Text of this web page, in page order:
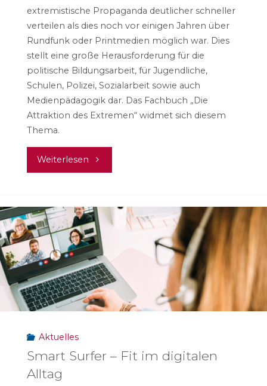
extremistische Propaganda deutlicher schneller
verteilen als dies noch vor einigen Jahren über
Rundfunk oder Printmedien möglich war. Dies
stellt eine große Herausforderung für die
politische Bildungsarbeit, für Jugendliche,
Schulen, Polizei, Sozialarbeit sowie auch
Medienpädagogik dar. Das Fachbuch „Die
Attraktion des Extremen“ widmet sich diesem
Thema.
Weiterlesen "Die
des
Extremen
–
Radikalisierungsprävention
im
Aktuelles
Smart Surfer – Fit im digitalen
Alltag